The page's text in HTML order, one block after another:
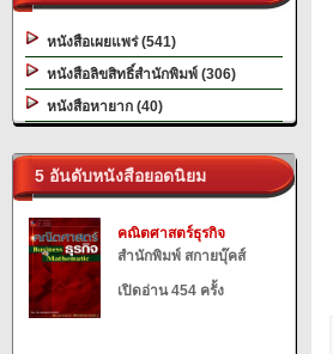
หนังสือเผยแพร่ (541)
หนังสือลิขสิทธิ์สำนักพิมพ์ (306)
หนังสือหายาก (40)
5 อันดับหนังสือยอดนิยม
คณิตศาสตร์ธุรกิจ
สำนักพิมพ์ สกายบุ๊คส์
เปิดอ่าน 454 ครั้ง